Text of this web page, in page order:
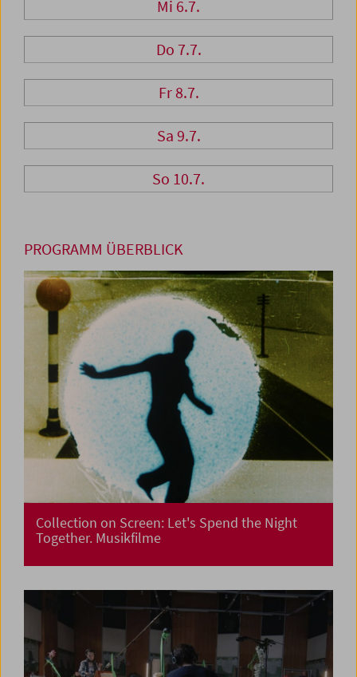
Mi 6.7.
Do 7.7.
Fr 8.7.
Sa 9.7.
So 10.7.
PROGRAMM ÜBERBLICK
Collection on Screen: Let's Spend the Night
Together. Musikfilme